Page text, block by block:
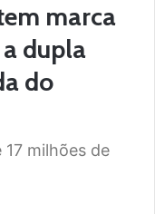
marca
dupla
do
milhões de